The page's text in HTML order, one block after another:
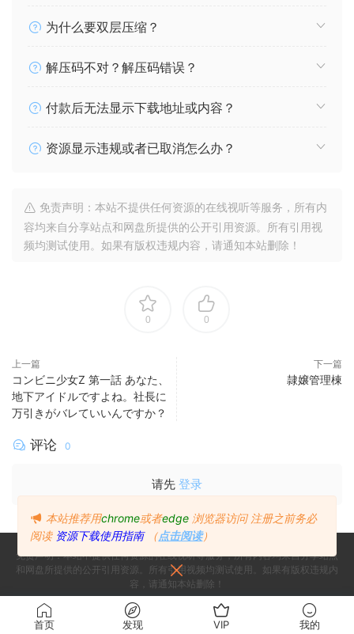
为什么要双层压缩？
解压码不对？解压码错误？
付款后无法显示下载地址或内容？
资源显示违规或者已取消怎么办？
免责声明：本站不提供任何资源的在线视听等服务，所有内
容均来自分享站点和网盘所提供的公开引用资源。所有引用视
频均测试使用。如果有版权违规内容，请通知本站删除！
0 0
上一篇
コンビニ少女Z 第一話 あなた、
地下アイドルですよね。社長に
万引きがバレていいんですか？
下一篇
隷嬢管理棟
评论 0
请先 登录
免责声明：本站不提供任何资源的在线视听等服务，所有内容均来自分享站点
和网盘所提供的公开引用资源。所有引用视频均测试使用。如果有版权违规内
容，请通知本站删除！
Copyright © 2024 Since 2024, Build with ♥ 萌番 - All rights reserved
首页 发现 VIP 我的
本站推荐用chrome或者edge 浏览器访问 注册之前务必
阅读 资源下载使用指南 （点击阅读）